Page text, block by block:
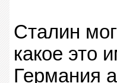
Сталин
какое это
Германия